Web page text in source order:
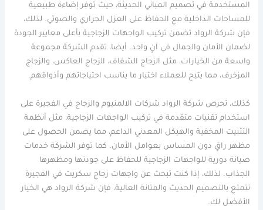
المستخدمة في تصميم المباني الحديثة، حيث توفر إضاءة طبيعية
للمساحات الداخلية مع الحفاظ على العزل الحراري والصوتي. لذلك،
فإن شركة الرواد تضمن تركيب الواجهات الزجاجية بأعلى معايير الجودة
لضمان الأمان والجمال في آنٍ واحد. أيضا، تقدم الشركة مجموعة
واسعة من الخيارات، مثل الزجاج الشفاف، الزجاج العاكس، والزجاج
المزخرف، مما يتيح للعملاء اختيار ما يناسب احتياجاتهم وأذواقهم.
كذلك، تحرص شركة الرواد شركات الالمنيوم والزجاج في الفجيرة على
استخدام تقنيات متقدمة في تركيب الواجهات الزجاجية، مثل أنظمة
التثبيت المخفية والهيكل المعدني الداعم، مما يضمن الحصول على
مظهر راقٍ دون المساس بعوامل الأمان. كما توفر الشركة خدمات
صيانة دورية للواجهات الزجاجية للحفاظ على جودتها ومظهرها
الجذاب. لذلك، إذا كنت تبحث عن واجهات زجاج سكريت في الفجيرة
تتمتع بالتصميم الحديث والمتانة العالية، فإن شركة الرواد هي الخيار
الأفضل لك.